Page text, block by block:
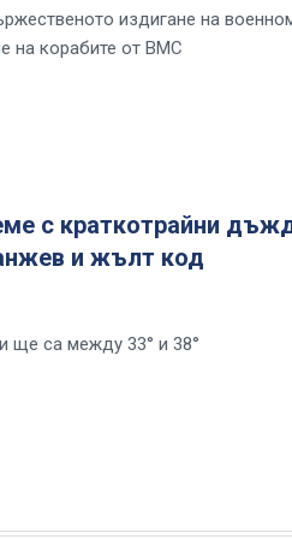
издигане на
на корабите от ВМС
с краткотрайни
и жълт код
ще са между 33° и 38°